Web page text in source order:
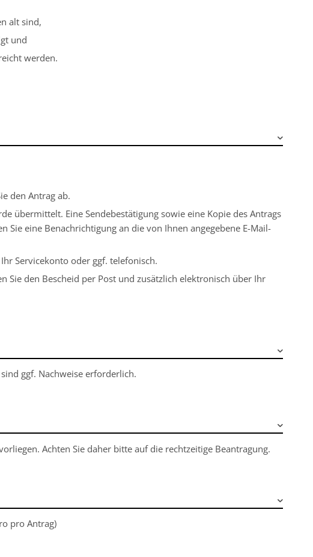
alt sind,
und
werden.
den Antrag ab.
übermittelt. Eine Sendebestätigung sowie eine Kopie des Antrags
Sie eine Benachrichtigung an die von Ihnen angegebene E-Mail-
Servicekonto oder ggf. telefonisch.
Sie den Bescheid per Post und zusätzlich elektronisch über Ihr
ggf. Nachweise erforderlich.
Achten Sie daher bitte auf die rechtzeitige Beantragung.
pro Antrag)